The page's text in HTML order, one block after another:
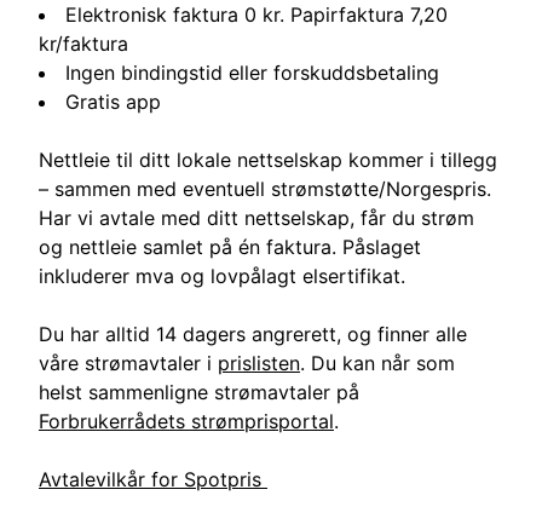
Elektronisk faktura 0 kr. Papirfaktura 7,20
kr/faktura
Ingen bindingstid eller forskuddsbetaling
Gratis app
Nettleie til ditt lokale nettselskap kommer i tillegg
– sammen med eventuell strømstøtte/Norgespris.
Har vi avtale med ditt nettselskap, får du strøm
og nettleie samlet på én faktura. Påslaget
inkluderer mva og lovpålagt elsertifikat.
Du har alltid 14 dagers angrerett, og finner alle
våre strømavtaler i prislisten. Du kan når som
helst sammenligne strømavtaler på
Forbrukerrådets strømprisportal.
Avtalevilkår for Spotpris